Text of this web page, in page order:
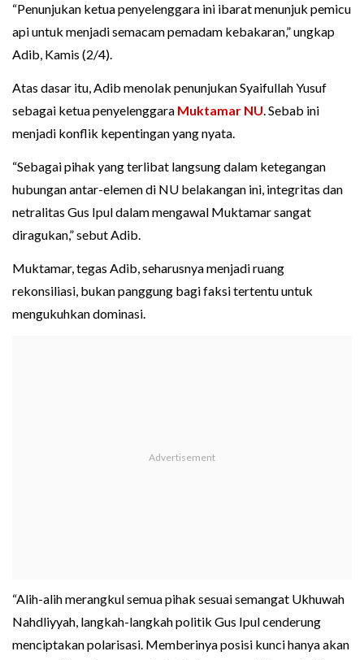
“Penunjukan ketua penyelenggara ini ibarat menunjuk pemicu
api untuk menjadi semacam pemadam kebakaran,” ungkap
Adib, Kamis (2/4).
Atas dasar itu, Adib menolak penunjukan Syaifullah Yusuf
sebagai ketua penyelenggara Muktamar NU. Sebab ini
menjadi konflik kepentingan yang nyata.
“Sebagai pihak yang terlibat langsung dalam ketegangan
hubungan antar-elemen di NU belakangan ini, integritas dan
netralitas Gus Ipul dalam mengawal Muktamar sangat
diragukan,” sebut Adib.
Muktamar, tegas Adib, seharusnya menjadi ruang
rekonsiliasi, bukan panggung bagi faksi tertentu untuk
mengukuhkan dominasi.
“Alih-alih merangkul semua pihak sesuai semangat Ukhuwah
Nahdliyyah, langkah-langkah politik Gus Ipul cenderung
menciptakan polarisasi. Memberinya posisi kunci hanya akan